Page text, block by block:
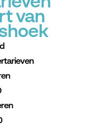
van